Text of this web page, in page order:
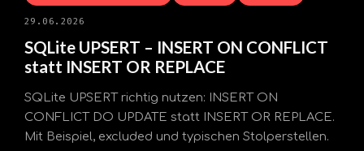
29.06.2026
SQLite UPSERT – INSERT ON CONFLICT
statt INSERT OR REPLACE
SQLite UPSERT richtig nutzen: INSERT ON
CONFLICT DO UPDATE statt INSERT OR REPLACE.
Mit Beispiel, excluded und typischen Stolperstellen.